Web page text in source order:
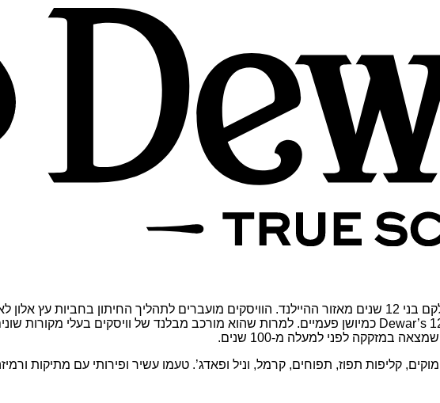
הוויסקים מועברים לתהליך החיתון בחביות עץ אלון לאחר 6
למרות שהוא מורכב מבלנד של וויסקים בעלי מקורות
במזקקה לפני למעלה מ-100 שנים.
טעמו עשיר ופירותי עם מתיקות